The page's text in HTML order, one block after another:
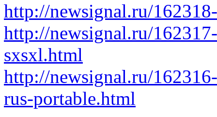
http://newsignal.ru/
http://newsignal.ru/
sxsxl.html
http://newsignal.ru/
rus-portable.html